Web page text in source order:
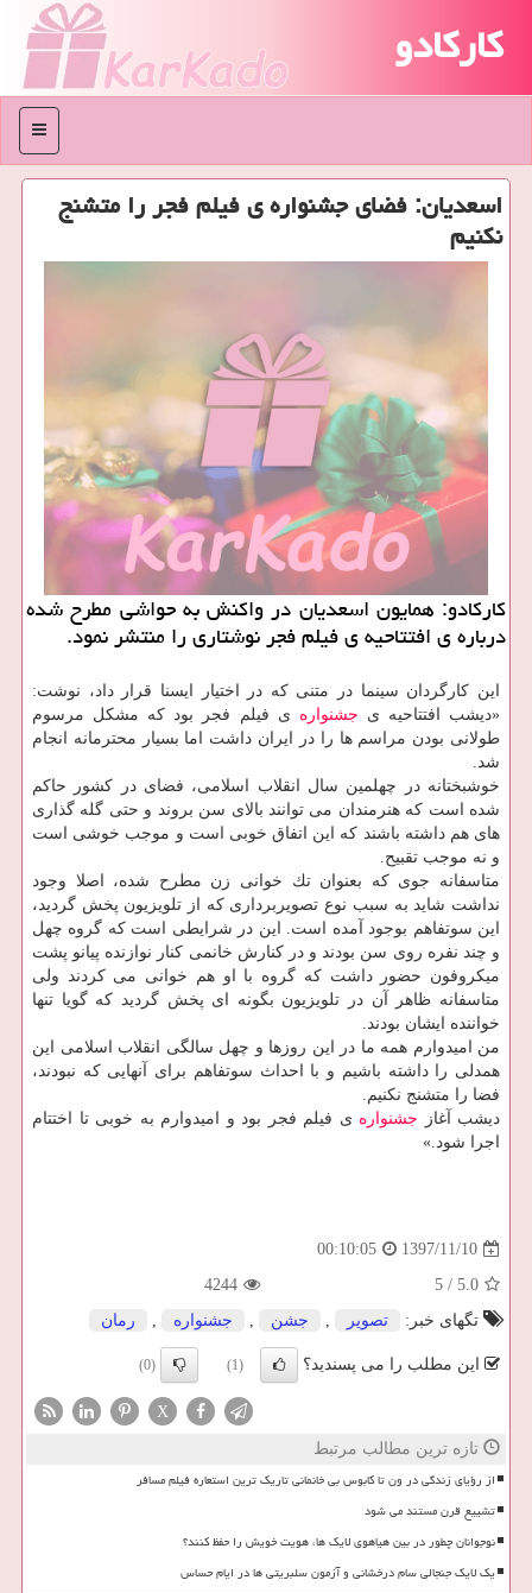
کارکادو
منو
اسعدیان: فضای جشنواره ی فیلم فجر را متشنج
نكنیم
كاركادو: همایون اسعدیان در واكنش به حواشی مطرح شده
درباره ی افتتاحیه ی فیلم فجر نوشتاری را منتشر نمود.
این كارگردان سینما در متنی كه در اختیار ایسنا قرار داد، نوشت:
«دیشب افتتاحیه ی جشنواره ی فیلم فجر بود كه مشكل مرسوم
طولانی بودن مراسم ها را در ایران داشت اما بسیار محترمانه انجام
شد.
خوشبختانه در چهلمین سال انقلاب اسلامی، فضای در كشور حاكم
شده است كه هنرمندان می توانند بالای سن بروند و حتی گله گذاری
های هم داشته باشند كه این اتفاق خوبی است و موجب خوشی است
و نه موجب تقبیح.
متاسفانه جوی كه بعنوان تك خوانی زن مطرح شده، اصلا وجود
نداشت شاید به سبب نوع تصویربرداری كه از تلویزیون پخش گردید،
این سوتفاهم بوجود آمده است. این در شرایطی است كه گروه چهل
و چند نفره روی سن بودند و در كنارش خانمی كنار نوازنده پیانو پشت
میكروفون حضور داشت كه گروه با او هم خوانی می كردند ولی
متاسفانه ظاهر آن در تلویزیون بگونه ای پخش گردید كه گویا تنها
خواننده ایشان بودند.
من امیدوارم همه ما در این روزها و چهل سالگی انقلاب اسلامی این
همدلی را داشته باشیم و با احداث سوتفاهم برای آنهایی كه نبودند،
فضا را متشنج نكنیم.
دیشب آغاز جشنواره ی فیلم فجر بود و امیدوارم به خوبی تا اختتام
اجرا شود.»
1397/11/10
00:10:05
5.0
/
5
4244
تگهای خبر:
تصویر , جشن , جشنواره , رمان
این مطلب را می پسندید؟ (1)
(0)
X
تازه ترین مطالب مرتبط
از رؤیای زندگی در ون تا کابوس بی خانمانی تاریک ترین استعاره فیلم مسافر
تشییع قرن مستند می شود
نوجوانان چطور در بین هیاهوی لایک ها، هویت خویش را حفظ کنند؟
یک لایک جنجالی سام درخشانی و آزمون سلبریتی ها در ایام حساس